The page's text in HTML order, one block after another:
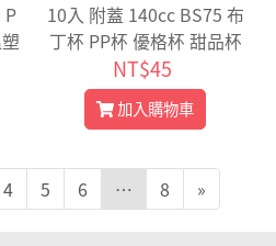
P
10入 附蓋 140cc BS75 布
丁杯 PP杯 優格杯 甜品杯
奶酪杯 塑膠杯 布丁燒【G7
5】
NT$45
加入購物車
4 5 6 … 8 »